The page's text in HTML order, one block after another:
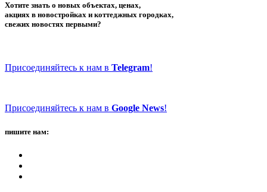
Хотите знать о новых объектах, ценах,
акциях в новостройках и коттеджных городках,
свежих новостях первыми?
Присоединяйтесь к нам в Telegram!
Присоединяйтесь к нам в Google News!
пишите нам: